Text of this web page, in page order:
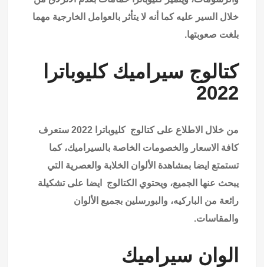
خلال السير عليه كما أنه لا يتأثر بالعوامل الخارجية مهما
بلغت صعوبتها.
كتالوج سيراميك كليوباترا
2022
من خلال الاطلاع على كتالوج كليوباترا 2022 ستعرف
كافة الاسعار والخصومات الخاصة بالسيراميك، كما
تستمتع ايضا بمشاهدة الألوان الخلابة والعصرية التي
يبحث عنها الجميع، ويحتوي الكتالوج ايضا على تشكيلة
رائعة من الباركيه، والبورسلين بجميع الألوان
والمقاسات.
الوان سيراميك